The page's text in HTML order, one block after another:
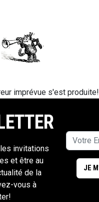
imprévue s'est produite!
invitations
et être au
de la
vous à